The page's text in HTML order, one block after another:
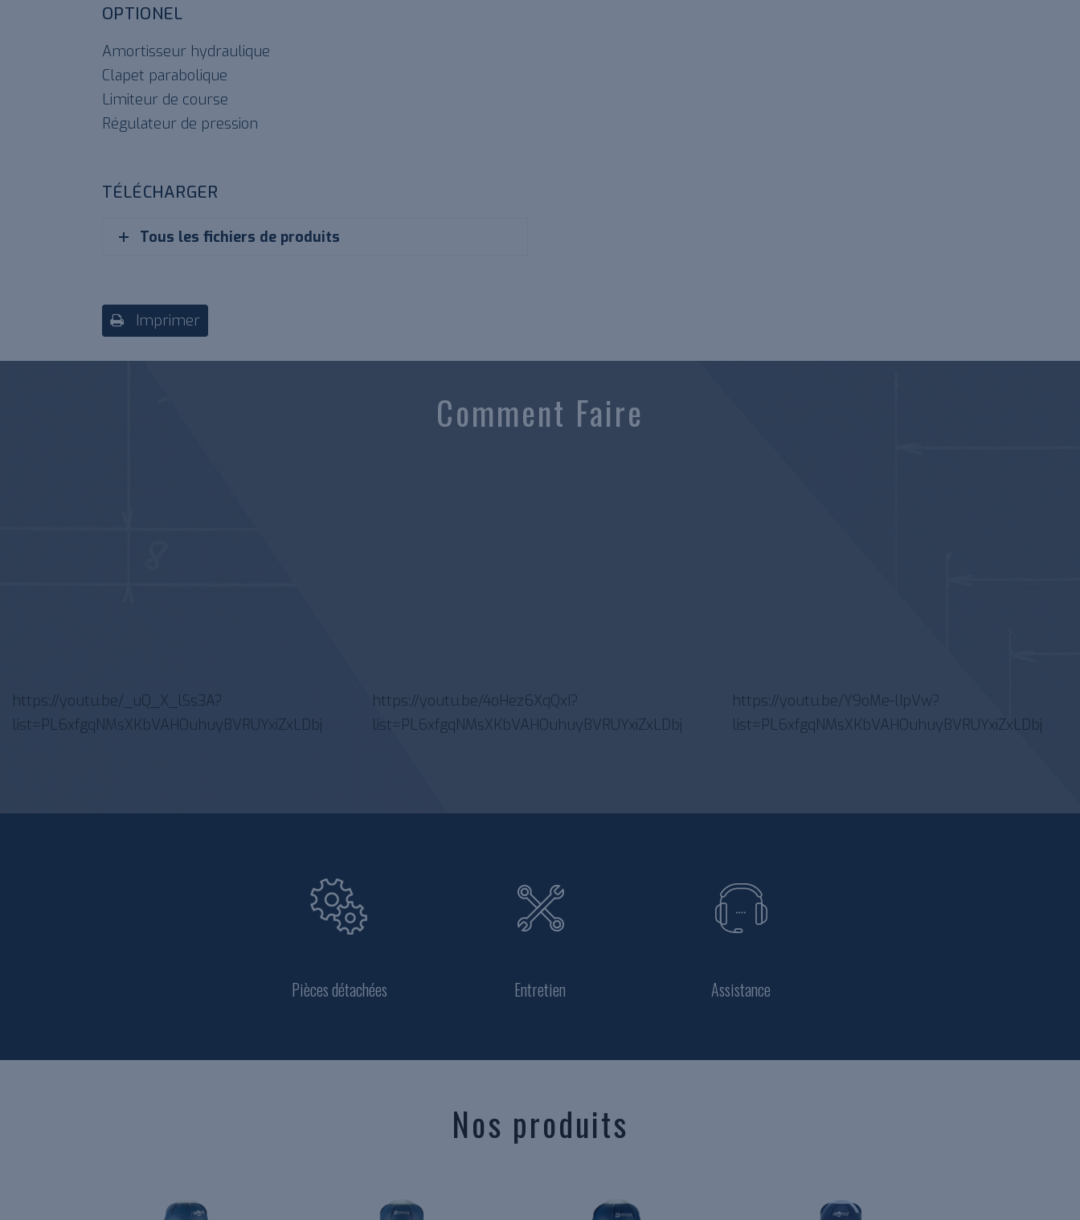
OPTIONEL
Amortisseur hydraulique
Clapet parabolique
Limiteur de course
Régulateur de pression
TÉLÉCHARGER
Tous les fichiers de produits
Imprimer
Comment Faire
https://youtu.be/_uQ_X_lSs3A?
list=PL6xfgqNMsXKbVAHOuhuyBVRUYxiZxLDbj
https://youtu.be/4oHez6XqQxI?
list=PL6xfgqNMsXKbVAHOuhuyBVRUYxiZxLDbj
https://youtu.be/Y9oMe-lIpVw?
list=PL6xfgqNMsXKbVAHOuhuyBVRUYxiZxLDbj
Pièces détachées Entretien Assistance
Nos produits